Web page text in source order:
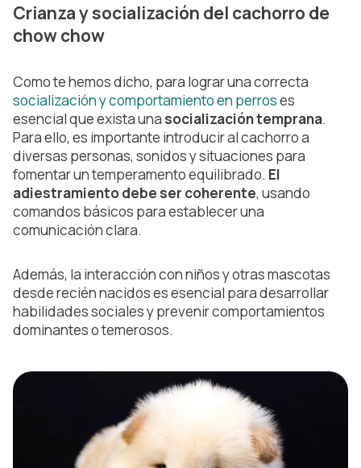
Crianza y socialización del cachorro de
chow chow
Como te hemos dicho, para lograr una correcta
socialización y comportamiento en perroses
esencial que exista una socialización temprana.
Para ello, es importante introducir al cachorro a
diversas personas, sonidos y situaciones para
fomentar un temperamento equilibrado. El
adiestramiento debe ser coherente, usando
comandos básicos para establecer una
comunicación clara.
Además, la interacción con niños y otras mascotas
desde recién nacidos es esencial para desarrollar
habilidades sociales y prevenir comportamientos
dominantes o temerosos.